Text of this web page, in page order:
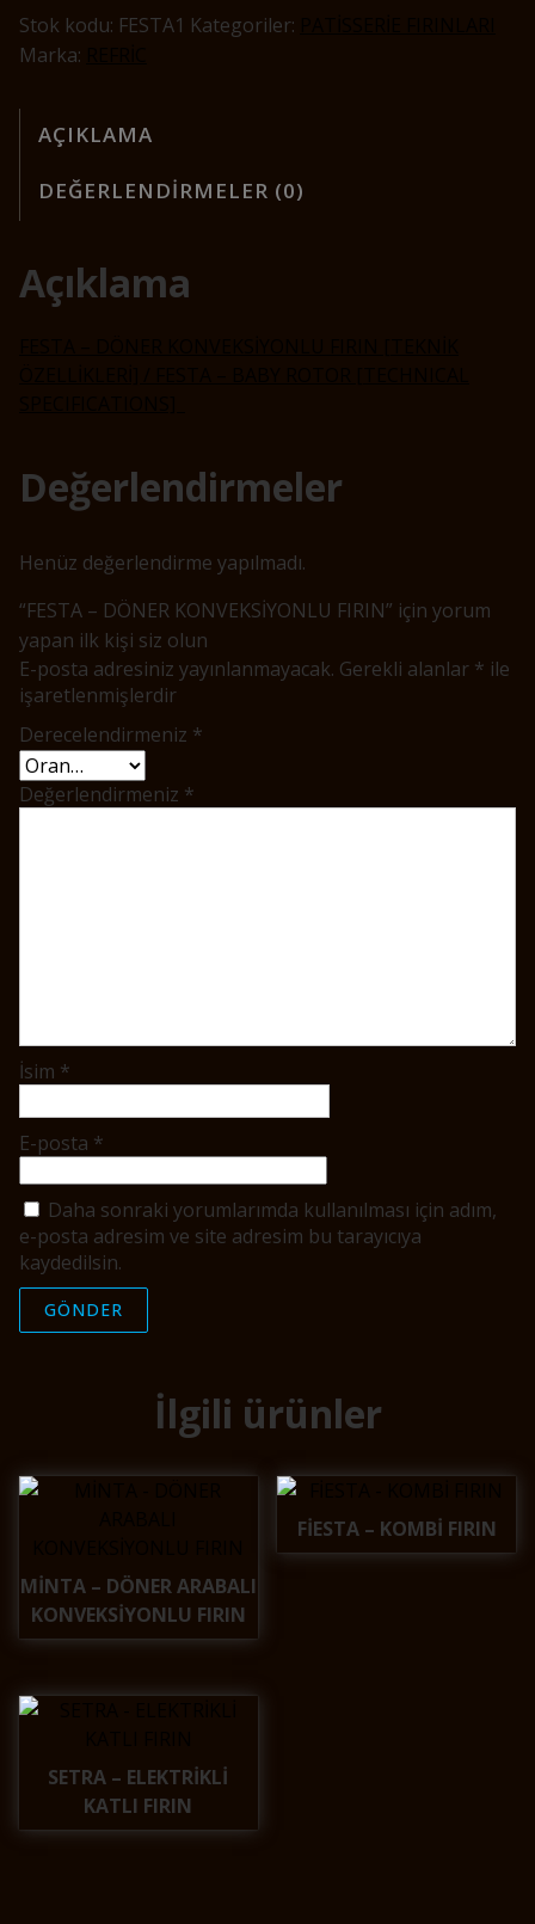
Stok kodu: FESTA1 Kategoriler:
Marka:
AÇIKLAMA
DEĞERLENDIRMELER (0)
Açıklama
Değerlendirmeler
Henüz değerlendirme yapılmadı.
“FESTA – DÖNER KONVEKSİYONLU FIRIN” için yorum
yapan ilk kişi siz olun
E-posta adresiniz yayınlanmayacak. Gerekli alanlar * ile
işaretlenmişlerdir
Derecelendirmeniz *
Değerlendirmeniz *
İsim *
E-posta *
Daha sonraki yorumlarımda kullanılması için adım,
e-posta adresim ve site adresim bu tarayıcıya
kaydedilsin.
İlgili ürünler
MİNTA – DÖNER ARABALI
KONVEKSİYONLU FIRIN
FİESTA – KOMBİ FIRIN
SETRA – ELEKTRİKLİ
KATLI FIRIN